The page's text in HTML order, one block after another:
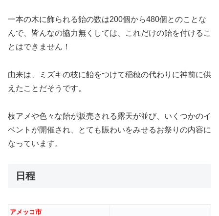
一本の木に飾られる飴の数は200個から480個とのことな
んで、皆んなの協力無くしては、これだけの飴を付けるこ
とはできません！
由来は、ミズキの枝に飴をつけて稲穂の代わりに神前に供
えたことだそうです。
枝アメや色々な飴が販売される露天が並び、いくつかのイ
ベントが開催され、とても賑わいをみせるお祭りの内容に
なっています。
日程
アメッコ市